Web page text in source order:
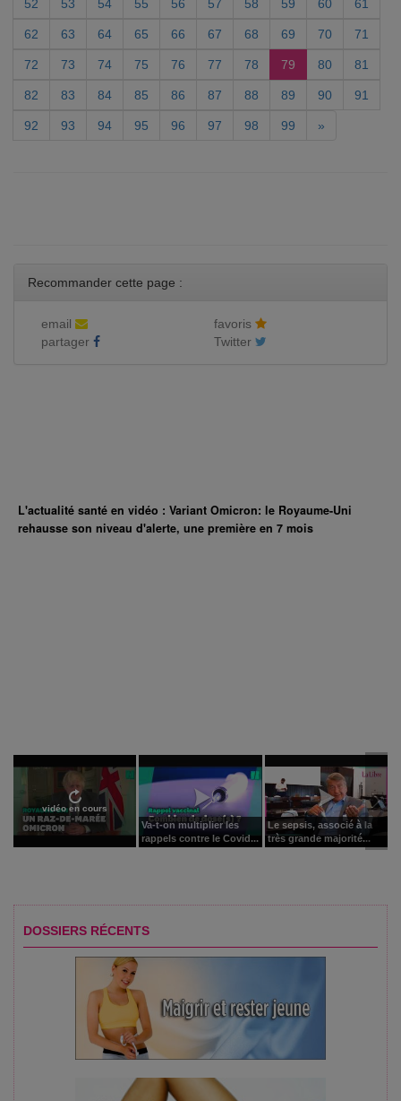
52 53 54 55 56 57 58 59 60 61
62 63 64 65 66 67 68 69 70 71
72 73 74 75 76 77 78 79 80 81
82 83 84 85 86 87 88 89 90 91
92 93 94 95 96 97 98 99 »
Recommander cette page :
email
favoris
partager
Twitter
L'actualité santé en vidéo : Variant Omicron: le Royaume-Uni
rehausse son niveau d'alerte, une première en 7 mois
vidéo en cours
Va-t-on multiplier les
rappels contre le Covid...
Le sepsis, associé à la
très grande majorité...
DOSSIERS RÉCENTS